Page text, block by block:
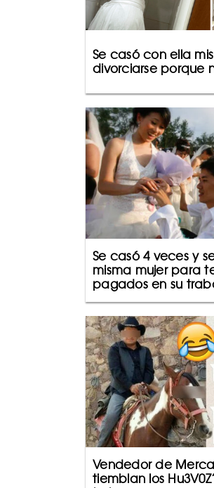
Se casó con ella
divorciarse porque
Se casó 4 veces y
misma mujer para
pagados en su
Vendedor de
tiemblan los